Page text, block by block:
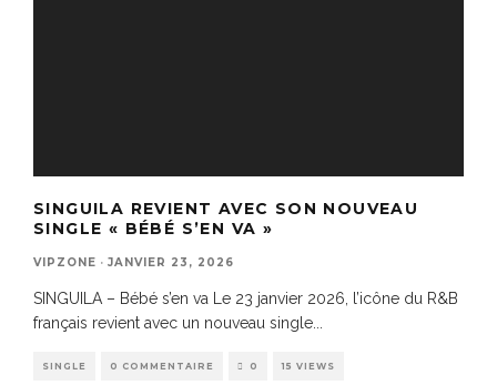
SINGUILA REVIENT AVEC SON NOUVEAU
SINGLE « BÉBÉ S’EN VA »
VIPZONE · JANVIER 23, 2026
SINGUILA – Bébé s’en va Le 23 janvier 2026, l’icône du R&B
français revient avec un nouveau single...
SINGLE 0 COMMENTAIRE 0 15 VIEWS